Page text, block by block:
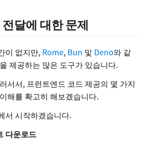
달에 대한 문제
이 없지만, Rome, Bun 및 Deno와 같
제공하는 많은 도구가 있습니다.
서서, 프런트엔드 코드 제공의 몇 가지
해를 확고히 해보겠습니다.
서 시작하겠습니다.
다운로드